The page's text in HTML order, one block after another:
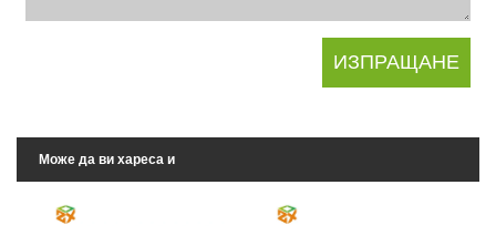
Може да ви хареса и